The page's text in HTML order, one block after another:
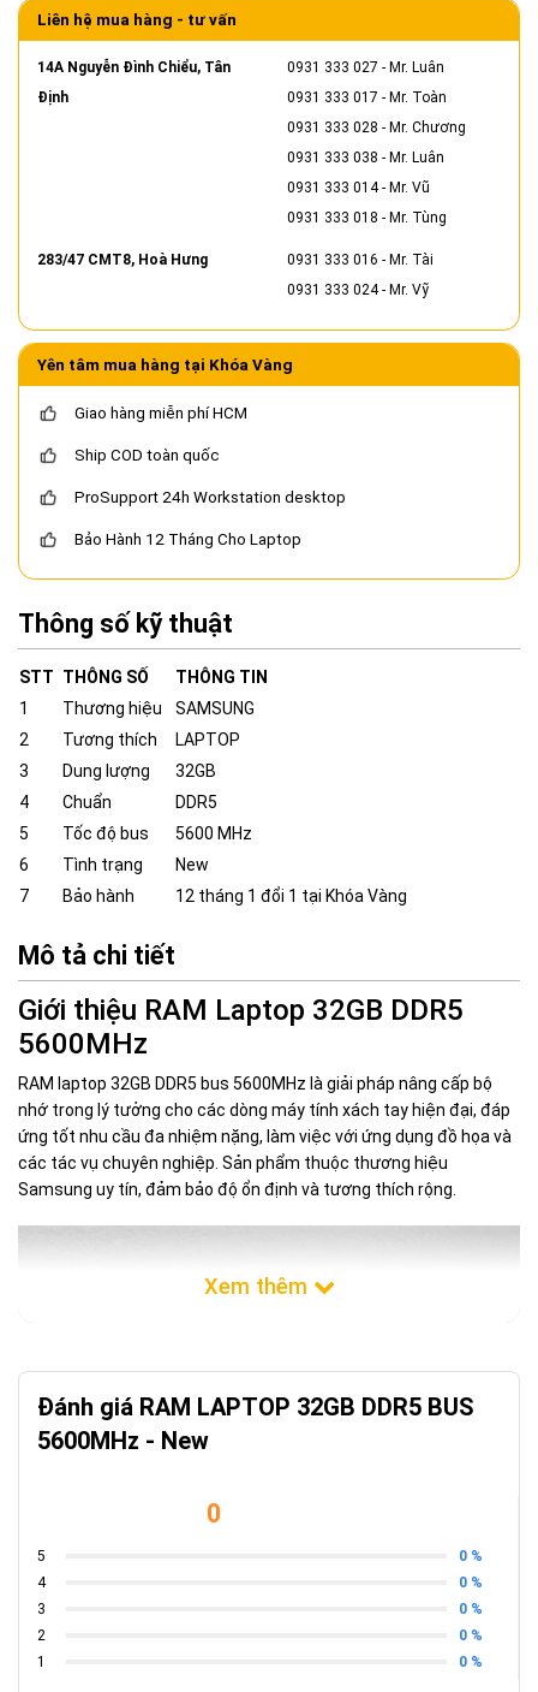
Liên hệ mua hàng - tư vấn
14A Nguyễn Đình Chiểu, Tân
Định
0931 333 027 - Mr. Luân
0931 333 017 - Mr. Toàn
0931 333 028 - Mr. Chương
0931 333 038 - Mr. Luân
0931 333 014- Mr. Vũ
0931 333 018 - Mr. Tùng
283/47 CMT8, Hoà Hưng 0931 333 016 - Mr. Tài
0931 333 024- Mr. Vỹ
Yên tâm mua hàng tại Khóa Vàng
Giao hàng miễn phí HCM
Ship COD toàn quốc
ProSupport 24h Workstation desktop
Bảo Hành 12 Tháng Cho Laptop
Thông số kỹ thuật
STT THÔNG SỐ
THÔNG TIN
1
Thương hiệu
SAMSUNG
2
Tương thích
LAPTOP
3
Dung lượng
32GB
4
Chuẩn
DDR5
5
Tốc độ bus
5600 MHz
6
Tình trạng
New
7
Bảo hành 12 tháng 1 đổi 1 tại Khóa Vàng
Mô tả chi tiết
Giới thiệu RAM Laptop 32GB DDR5
5600MHz
RAM laptop 32GB DDR5 bus 5600MHz là giải pháp nâng cấp bộ
nhớ trong lý tưởng cho các dòng máy tính xách tay hiện đại, đáp
ứng tốt nhu cầu đa nhiệm nặng, làm việc với ứng dụng đồ họa và
các tác vụ chuyên nghiệp. Sản phẩm thuộc thương hiệu
Samsung uy tín, đảm bảo độ ổn định và tương thích rộng.
Đánh giá RAM LAPTOP 32GB DDR5 BUS
5600MHz - New
0
5
0 %
4
0 %
3
0 %
2
0 %
1
0 %